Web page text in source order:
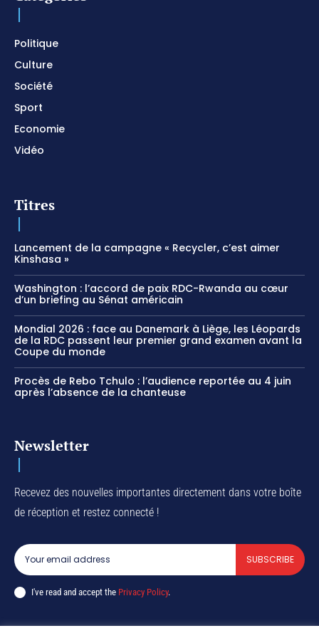
Politique
Culture
Société
Sport
Economie
Vidéo
Titres
Lancement de la campagne « Recycler, c’est aimer
Kinshasa »
Washington : l’accord de paix RDC-Rwanda au cœur
d’un briefing au Sénat américain
Mondial 2026 : face au Danemark à Liège, les Léopards
de la RDC passent leur premier grand examen avant la
Coupe du monde
Procès de Rebo Tchulo : l’audience reportée au 4 juin
après l’absence de la chanteuse
Newsletter
Recevez des nouvelles importantes directement dans votre boîte
de réception et restez connecté !
SUBSCRIBE
I've read and accept the Privacy Policy.